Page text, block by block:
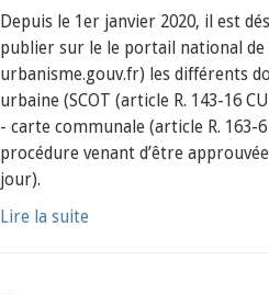
Depuis le 1er janvier 2020, il est
publier sur le le portail national
urbanisme.gouv.fr) les différents
urbaine (SCOT (article R. 143-16
- carte communale (article R. 163-
procédure venant d’être
jour).
Lire la suite